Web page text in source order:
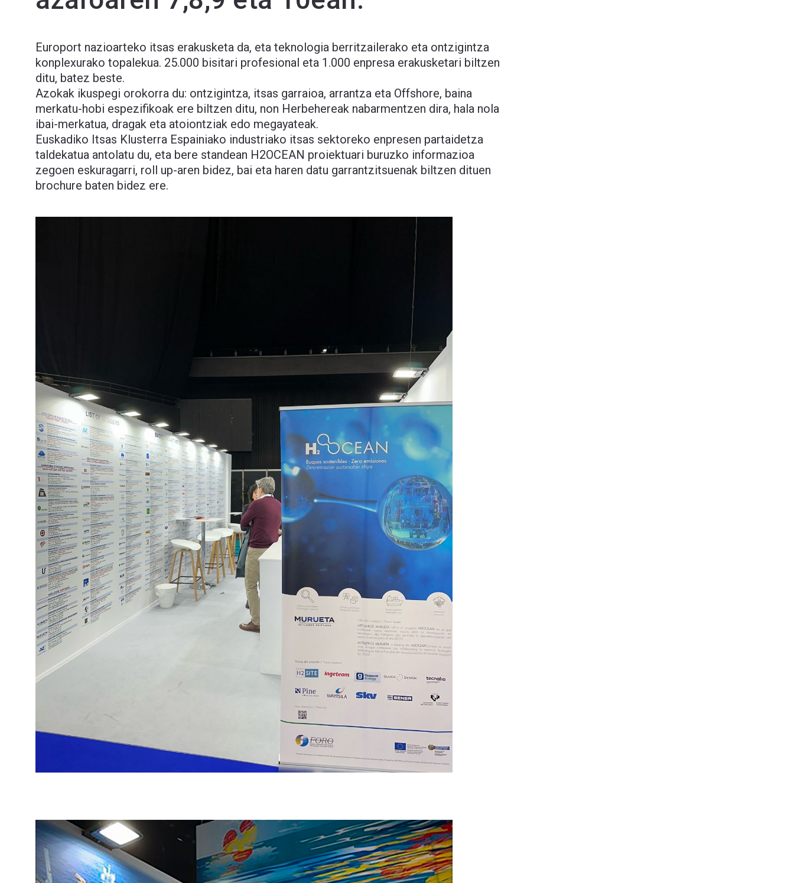
Europort nazioarteko itsas erakusketa da, eta teknologia berritzailerako eta ontzigintza
konplexurako topalekua. 25.000 bisitari profesional eta 1.000 enpresa erakusketari biltzen
ditu, batez beste.
Azokak ikuspegi orokorra du: ontzigintza, itsas garraioa, arrantza eta Offshore, baina
merkatu-hobi espezifikoak ere biltzen ditu, non Herbehereak nabarmentzen dira, hala nola
ibai-merkatua, dragak eta atoiontziak edo megayateak.
Euskadiko Itsas Klusterra Espainiako industriako itsas sektoreko enpresen partaidetza
taldekatua antolatu du, eta bere standean H2OCEAN proiektuari buruzko informazioa
zegoen eskuragarri, roll up-aren bidez, bai eta haren datu garrantzitsuenak biltzen dituen
brochure baten bidez ere.